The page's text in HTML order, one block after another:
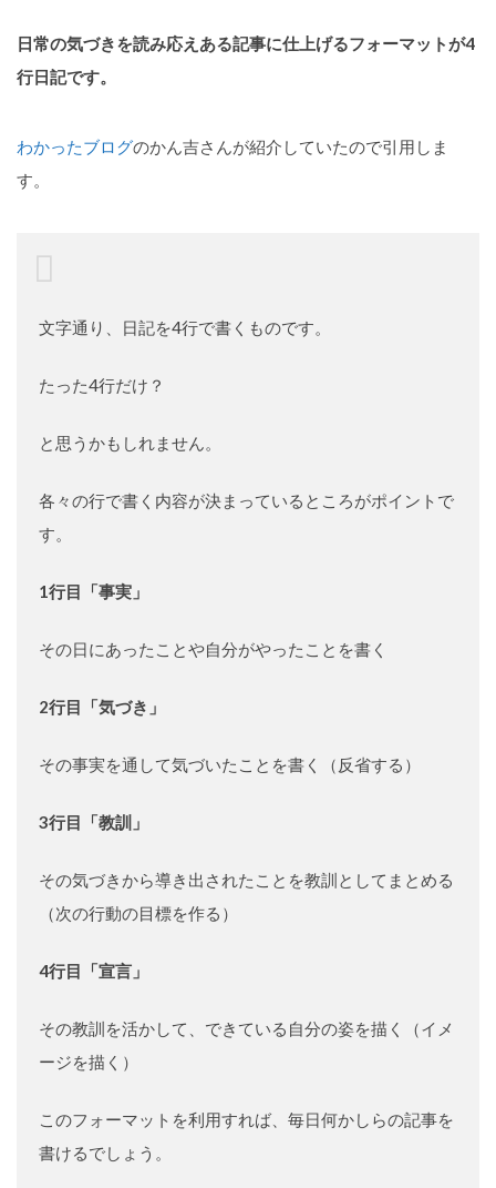
日常の気づきを読み応えある記事に仕上げるフォーマットが4
行日記です。
わかったブログのかん吉さんが紹介していたので引用しま
す。
文字通り、日記を4行で書くものです。
たった4行だけ？
と思うかもしれません。
各々の行で書く内容が決まっているところがポイントで
す。
1行目「事実」
その日にあったことや自分がやったことを書く
2行目「気づき」
その事実を通して気づいたことを書く（反省する）
3行目「教訓」
その気づきから導き出されたことを教訓としてまとめる
（次の行動の目標を作る）
4行目「宣言」
その教訓を活かして、できている自分の姿を描く（イメ
ージを描く）
このフォーマットを利用すれば、毎日何かしらの記事を
書けるでしょう。